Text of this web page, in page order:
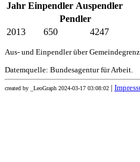
Jahr Einpendler Auspendler
Pendler
2013
650 4247
Aus- und Einpendler über
Datemquelle: Bundesagentur für Arbeit.
created by _LeoGraph 2024-03-17 03:08:02